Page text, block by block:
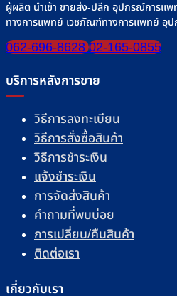
ผู้ผลิต นำเข้า ขายส่ง-ปลีก อุปกรณ์การแ
ทางการแพทย์ เวชภัณฑ์ทางการแพทย์ อุ
062-696-8628 02-165-0855
บริการหลังการขาย
วิธีการลงทะเบียน
วิธีการสั่งซื้อสินค้า
วิธีการชำระเงิน
แจ้งชำระเงิน
การจัดส่งสินค้า
คำถามที่พบบ่อย
การเปลี่ยน/คืนสินค้า
ติดต่อเรา
เกี่ยวกับเรา